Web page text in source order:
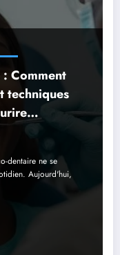
Comment
techniques
dentaire ne se
Aujourd'hui,